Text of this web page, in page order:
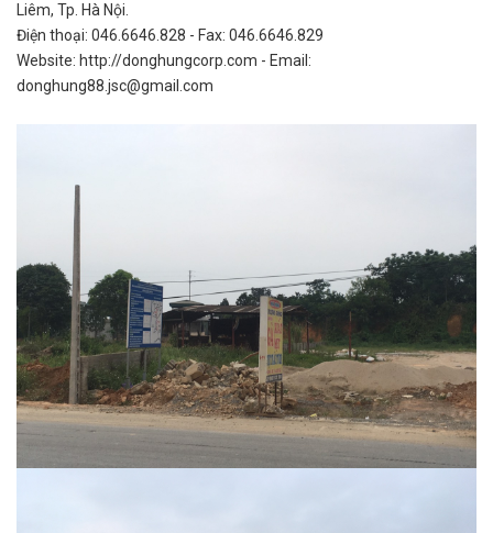
Liêm, Tp. Hà Nội.
Điện thoại: 046.6646.828 - Fax: 046.6646.829
Website: http://donghungcorp.com - Email:
donghung88.jsc@gmail.com